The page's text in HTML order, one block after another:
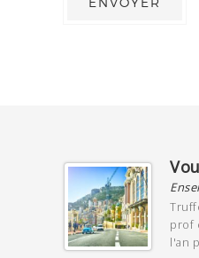
prof
l'an